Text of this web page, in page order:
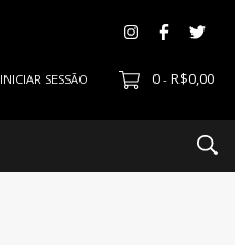
INICIAR SESSÃO 0 - R$0,00